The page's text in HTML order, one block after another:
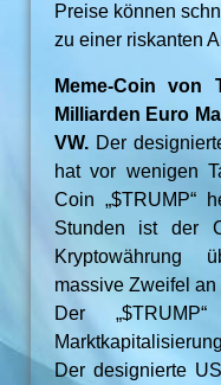
Preise können
zu einer riskanten
Meme-Coin von
Milliarden Euro
VW. Der
hat vor wenigen
Coin „$TRUMP“
Stunden ist der
Kryptowährung
massive Zweifel
Der
Der designierte